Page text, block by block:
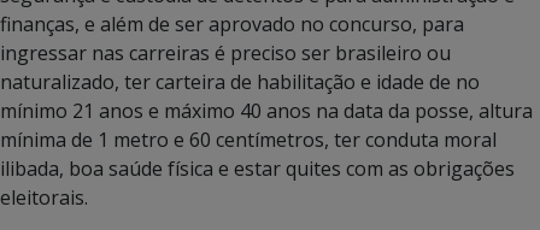
finanças, e além de ser aprovado no concurso, para
ingressar nas carreiras é preciso ser brasileiro ou
naturalizado, ter carteira de habilitação e idade de no
mínimo 21 anos e máximo 40 anos na data da posse, altura
mínima de 1 metro e 60 centímetros, ter conduta moral
ilibada, boa saúde física e estar quites com as obrigações
eleitorais.